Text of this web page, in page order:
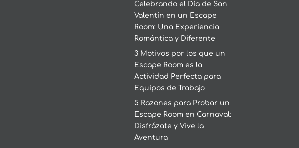
Celebrando el Día de San
Valentín en un Escape
Room: Una Experiencia
Romántica y Diferente
3 Motivos por los que un
Escape Room es la
Actividad Perfecta para
Equipos de Trabajo
5 Razones para Probar un
Escape Room en Carnaval:
Disfrázate y Vive la
Aventura